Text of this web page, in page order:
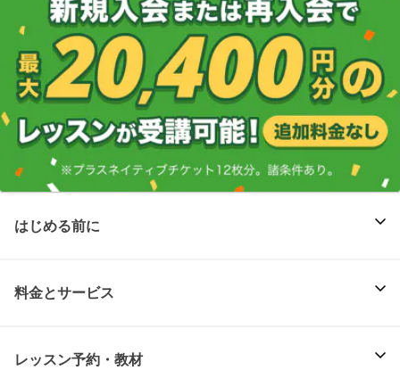
はじめる前に
料金とサービス
レッスン予約・教材